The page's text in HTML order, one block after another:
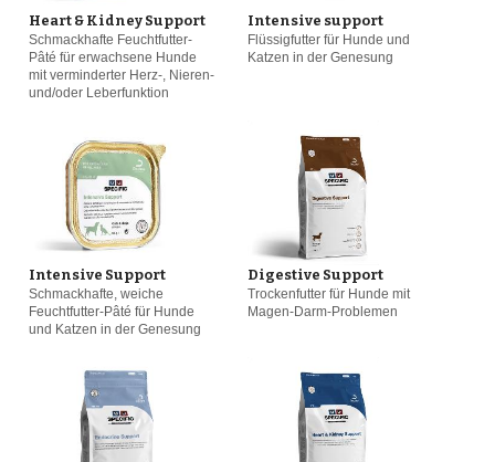
Heart & Kidney Support
Schmackhafte Feuchtfutter-
Pâté für erwachsene Hunde
mit verminderter Herz-, Nieren-
und/oder Leberfunktion
Intensive support
Flüssigfutter für Hunde und
Katzen in der Genesung
Intensive Support
Schmackhafte, weiche
Feuchtfutter-Pâté für Hunde
und Katzen in der Genesung
Digestive Support
Trockenfutter für Hunde mit
Magen-Darm-Problemen